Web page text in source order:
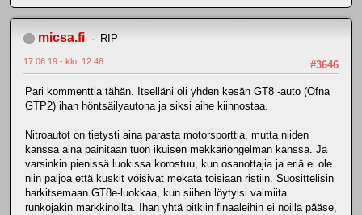
micsa.fi RIP
#3646
17.06.19 - klo: 12.48
Pari kommenttia tähän. Itselläni oli yhden kesän GT8 -auto (Ofna
GTP2) ihan höntsäilyautona ja siksi aihe kiinnostaa.
Nitroautot on tietysti aina parasta motorsporttia, mutta niiden
kanssa aina painitaan tuon ikuisen mekkariongelman kanssa. Ja
varsinkin pienissä luokissa korostuu, kun osanottajia ja eriä ei ole
niin paljoa että kuskit voisivat mekata toisiaan ristiin. Suosittelisin
harkitsemaan GT8e-luokkaa, kun siihen löytyisi valmiita
runkojakin markkinoilta. Ihan yhtä pitkiin finaaleihin ei noilla pääse,